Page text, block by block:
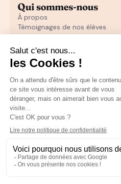
Qui sommes-nous
À propos
Témoignages de nos élèves
Témoignages d'entrepreneurs
Découvrir
Notre initiation au closing offerte
Notre formation en closing
Toutes nos ressources pour les
Recruter un sales
Toutes les ressources pour les
Mentions Légales